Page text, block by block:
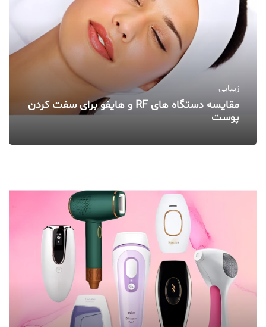
زیبایی
مقایسه دستگاه‌ های RF و هایفو برای سفت کردن
پوست